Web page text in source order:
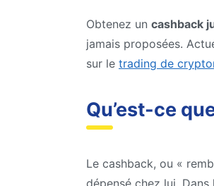
Obtenez un cashback
jamais proposées.
sur le trading de
Qu’est-ce
Le cashback, ou «
dépensé chez lui.